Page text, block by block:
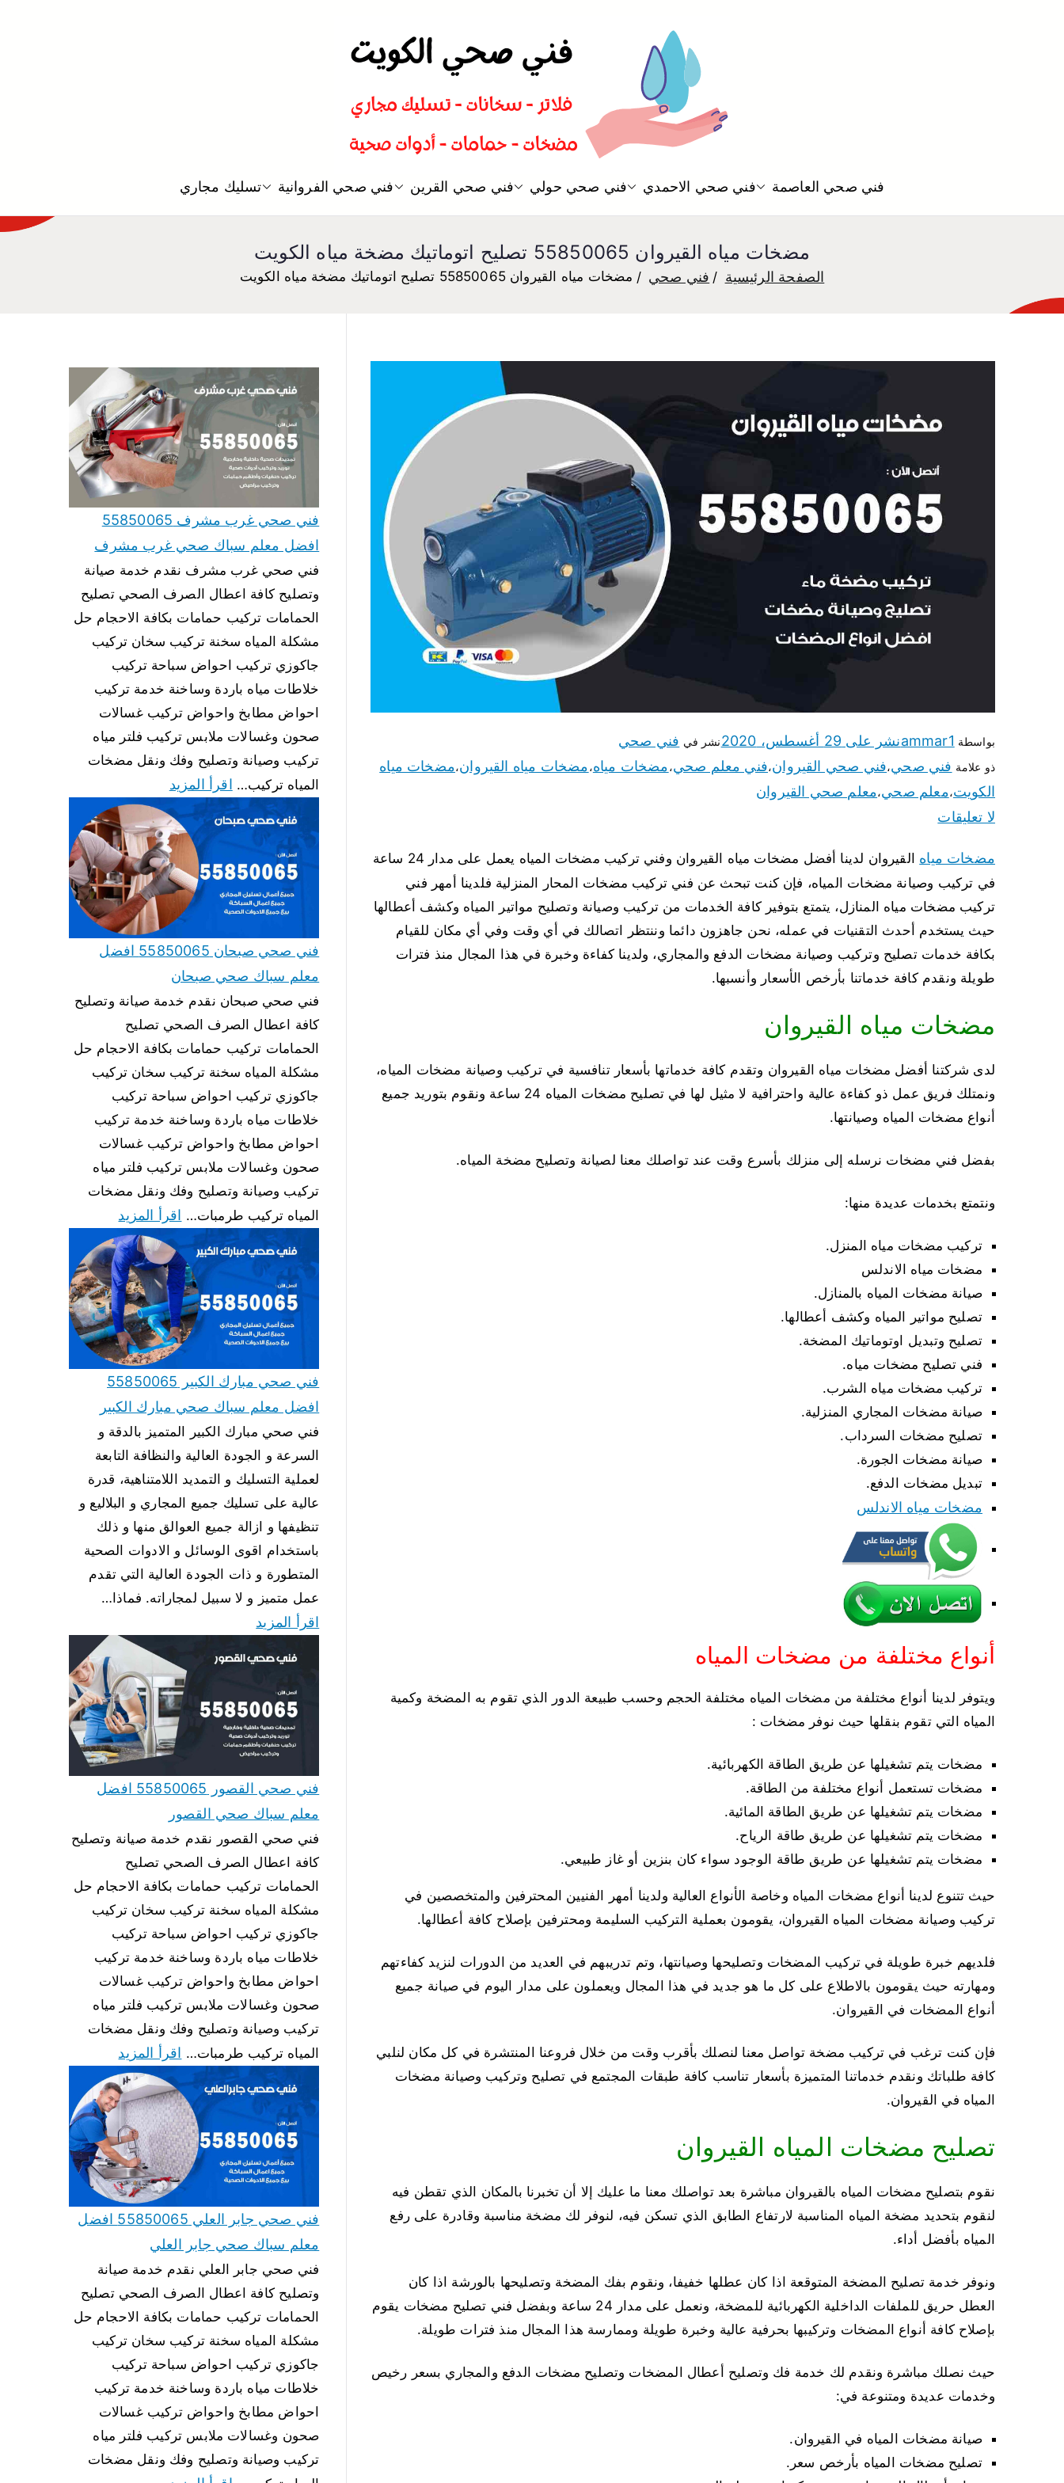
سباك صحي تسليك مجاري افضل معلم صحي فني صحي العاصمة فني صحي الاحمدي فني صحي حولي فني صحي القرين فني صحي الفروانية تسليك مجاري
مضخات مياه القيروان 55850065 تصليح اتوماتيك مضخة مياه الكويت
الصفحة الرئيسية فني صحي مضخات مياه القيروان 55850065 تصليح اتوماتيك مضخة مياه الكويت
بواسطة ammar1نشر على 29 أغسطس، 2020 نشر في فني صحي
ذو علامة فني صحي،فني صحي القيروان،فني معلم صحي،مضخات مياه،مضخات مياه القيروان،مضخات مياه
الكويت،معلم صحي،معلم صحي القيروان
لا تعليقات
مضخات مياه
القيروان لدينا أفضل مضخات مياه القيروان وفني تركيب مضخات المياه يعمل على مدار 24 ساعة
في تركيب وصيانة مضخات المياه، فإن كنت تبحث عن فني تركيب مضخات المحار المنزلية فلدينا أمهر فني
تركيب مضخات مياه المنازل، يتمتع بتوفير كافة الخدمات من تركيب وصيانة وتصليح مواتير المياه وكشف أعطالها
حيث يستخدم أحدث التقنيات في عمله، نحن جاهزون دائما وننتظر اتصالك في أي وقت وفي أي مكان للقيام
بكافة خدمات تصليح وتركيب وصيانة مضخات الدفع والمجاري، ولدينا كفاءة وخبرة في هذا المجال منذ فترات
طويلة ونقدم كافة خدماتنا بأرخص الأسعار وأنسبها.
مضخات مياه القيروان
لدى شركتنا أفضل مضخات مياه القيروان وتقدم كافة خدماتها بأسعار تنافسية في تركيب وصيانة مضخات المياه،
ونمتلك فريق عمل ذو كفاءة عالية واحترافية لا مثيل لها في تصليح مضخات المياه 24 ساعة ونقوم بتوريد جميع
أنواع مضخات المياه وصيانتها.
بفضل فني مضخات نرسله إلى منزلك بأسرع وقت عند تواصلك معنا لصيانة وتصليح مضخة المياه.
ونتمتع بخدمات عديدة منها:
تركيب مضخات مياه المنزل.
مضخات مياه الاندلس
صيانة مضخات المياه بالمنازل.
تصليح مواتير المياه وكشف أعطالها.
تصليح وتبديل اوتوماتيك المضخة.
فني تصليح مضخات مياه.
تركيب مضخات مياه الشرب.
صيانة مضخات المجاري المنزلية.
تصليح مضخات السرداب.
صيانة مضخات الجورة.
تبديل مضخات الدفع.
مضخات مياه الاندلس
أنواع مختلفة من مضخات المياه
ويتوفر لدينا أنواع مختلفة من مضخات المياه مختلفة الحجم وحسب طبيعة الدور الذي تقوم به المضخة وكمية
المياه التي تقوم بنقلها حيث نوفر مضخات :
مضخات يتم تشغيلها عن طريق الطاقة الكهربائية.
مضخات تستعمل أنواع مختلفة من الطاقة.
مضخات يتم تشغيلها عن طريق الطاقة المائية.
مضخات يتم تشغيلها عن طريق طاقة الرياح.
مضخات يتم تشغيلها عن طريق طاقة الوجود سواء كان بنزين أو غاز طبيعي.
حيث تتنوع لدينا أنواع مضخات المياه وخاصة الأنواع العالية ولدينا أمهر الفنيين المحترفين والمتخصصين في
تركيب وصيانة مضخات المياه القيروان، يقومون بعملية التركيب السليمة ومحترفين بإصلاح كافة أعطالها.
فلديهم خبرة طويلة في تركيب المضخات وتصليحها وصيانتها، وتم تدريبهم في العديد من الدورات لنزيد كفاءتهم
ومهارته حيث يقومون بالاطلاع على كل ما هو جديد في هذا المجال ويعملون على مدار اليوم في صيانة جميع
أنواع المضخات في القيروان.
فإن كنت ترغب في تركيب مضخة تواصل معنا لنصلك بأقرب وقت من خلال فروعنا المنتشرة في كل مكان لنلبي
كافة طلباتك ونقدم خدماتنا المتميزة بأسعار تناسب كافة طبقات المجتمع في تصليح وتركيب وصيانة مضخات
المياه في القيروان.
تصليح مضخات المياه القيروان
نقوم بتصليح مضخات المياه بالقيروان مباشرة بعد تواصلك معنا ما عليك إلا أن تخبرنا بالمكان الذي تقطن فيه
لنقوم بتحديد مضخة المياه المناسبة لارتفاع الطابق الذي تسكن فيه، لنوفر لك مضخة مناسبة وقادرة على رفع
المياه بأفضل أداء.
ونوفر خدمة تصليح المضخة المتوقعة اذا كان عطلها خفيفا، ونقوم بفك المضخة وتصليحها بالورشة اذا كان
العطل حريق للملفات الداخلية الكهربائية للمضخة، ونعمل على مدار 24 ساعة وبفضل فني تصليح مضخات يقوم
بإصلاح كافة أنواع المضخات وتركيبها بحرفية عالية وخبرة طويلة وممارسة هذا المجال منذ فترات طويلة.
حيث نصلك مباشرة ونقدم لك خدمة فك وتصليح أعطال المضخات وتصليح مضخات الدفع والمجاري بسعر رخيص
وخدمات عديدة ومتنوعة في:
صيانة مضخات المياه في القيروان.
تصليح مضخات المياه بأرخص سعر.
فني صحي غرب مشرف 55850065
افضل معلم سباك صحي غرب مشرف
فني صحي غرب مشرف نقدم خدمة صيانة
وتصليح كافة اعطال الصرف الصحي تصليح
الحمامات تركيب حمامات بكافة الاحجام حل
مشكلة المياه سخنة تركيب سخان تركيب
جاكوزي تركيب احواض سباحة تركيب
خلاطات مياه باردة وساخنة خدمة تركيب
احواض مطابخ واحواض تركيب غسالات
صحون وغسالات ملابس تركيب فلتر مياه
تركيب وصيانة وتصليح وفك ونقل مضخات
المياه تركيب… اقرأ المزيد
فني صحي صبحان 55850065 افضل
معلم سباك صحي صبحان
فني صحي صبحان نقدم خدمة صيانة وتصليح
كافة اعطال الصرف الصحي تصليح
الحمامات تركيب حمامات بكافة الاحجام حل
مشكلة المياه سخنة تركيب سخان تركيب
جاكوزي تركيب احواض سباحة تركيب
خلاطات مياه باردة وساخنة خدمة تركيب
احواض مطابخ واحواض تركيب غسالات
صحون وغسالات ملابس تركيب فلتر مياه
تركيب وصيانة وتصليح وفك ونقل مضخات
المياه تركيب طرمبات… اقرأ المزيد
فني صحي مبارك الكبير 55850065
افضل معلم سباك صحي مبارك الكبير
فني صحي مبارك الكبير المتميز بالدقة و
السرعة و الجودة العالية والنظافة التابعة
لعملية التسليك و التمديد اللامتناهية، قدرة
عالية على تسليك جميع المجاري و البلاليع و
تنظيفها و ازالة جميع العوالق منها و ذلك
باستخدام اقوى الوسائل و الادوات الصحية
المتطورة و ذات الجودة العالية التي تقدم
عمل متميز و لا سبيل لمجاراته. فماذا…
اقرأ المزيد
فني صحي القصور 55850065 افضل
معلم سباك صحي القصور
فني صحي القصور نقدم خدمة صيانة وتصليح
كافة اعطال الصرف الصحي تصليح
الحمامات تركيب حمامات بكافة الاحجام حل
مشكلة المياه سخنة تركيب سخان تركيب
جاكوزي تركيب احواض سباحة تركيب
خلاطات مياه باردة وساخنة خدمة تركيب
احواض مطابخ واحواض تركيب غسالات
صحون وغسالات ملابس تركيب فلتر مياه
تركيب وصيانة وتصليح وفك ونقل مضخات
المياه تركيب طرمبات… اقرأ المزيد
فني صحي جابر العلي 55850065 افضل
معلم سباك صحي جابر العلي
فني صحي جابر العلي نقدم خدمة صيانة
وتصليح كافة اعطال الصرف الصحي تصليح
الحمامات تركيب حمامات بكافة الاحجام حل
مشكلة المياه سخنة تركيب سخان تركيب
جاكوزي تركيب احواض سباحة تركيب
خلاطات مياه باردة وساخنة خدمة تركيب
احواض مطابخ واحواض تركيب غسالات
صحون وغسالات ملابس تركيب فلتر مياه
تركيب وصيانة وتصليح وفك ونقل مضخات